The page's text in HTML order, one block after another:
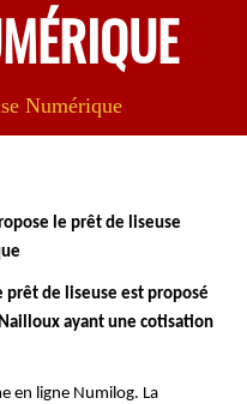
Numérique
le prêt de liseuse
prêt de liseuse est proposé
ayant une cotisation
en ligne Numilog. La